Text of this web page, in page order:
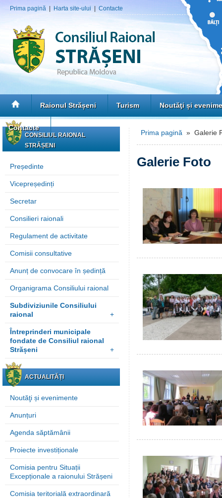
Prima pagină Harta site-ului Contacte
Raionul Strășeni Turism Noutăţi și
Contacte
CONSILIUL RAIONAL
STRĂȘENI
Președinte
Vicepreședinți
Secretar
Consilieri raionali
Regulament de activitate
Comisii consultative
Anunț de convocare în ședință
Organigrama Consiliului raional
Subdiviziunile Consiliului
raional
+
Întreprinderi municipale
fondate de Consiliul raional
Strășeni
+
ACTUALITĂȚI
Noutăţi și evenimente
Anunțuri
Agenda săptămânii
Proiecte investiționale
Comisia pentru Situații
Excepționale a raionului Strășeni
Comisia teritorială extraordinară
Prima pagină » Galerie
Galerie Foto